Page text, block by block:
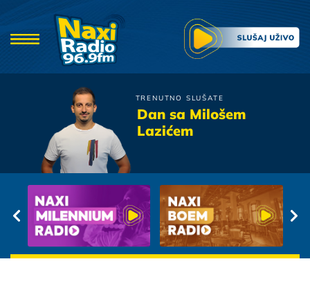
TRENUTNO SLUŠATE
Dan sa Milošem
Lazićem
Dino Dvornik